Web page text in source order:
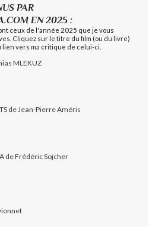
PAR
EN 2025 :
ceux de l'année 2025 que je vous
Cliquez sur le titre du film (ou du livre)
vers ma critique de celui-ci.
MLEKUZ
de Jean-Pierre Améris
de Frédéric Sojcher